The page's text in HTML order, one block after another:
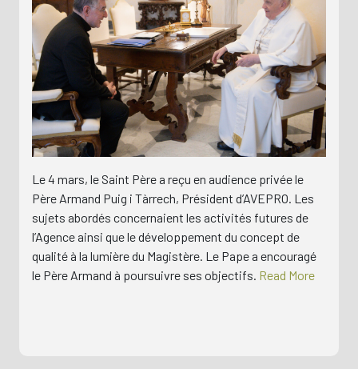
Le 4 mars, le Saint Père a reçu en audience privée le
Père Armand Puig i Tàrrech, Président d’AVEPRO. Les
sujets abordés concernaient les activités futures de
l’Agence ainsi que le développement du concept de
qualité à la lumière du Magistère. Le Pape a encouragé
le Père Armand à poursuivre ses objectifs. Read More